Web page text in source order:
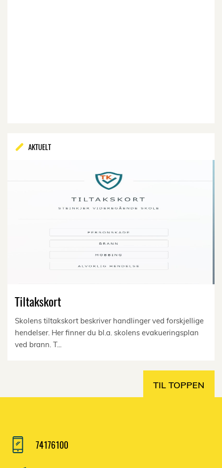
AKTUELT
Tiltakskort
Skolens tiltakskort beskriver handlinger ved forskjellige
hendelser. Her finner du bl.a. skolens evakueringsplan
ved brann. T...
TIL TOPPEN
74176100